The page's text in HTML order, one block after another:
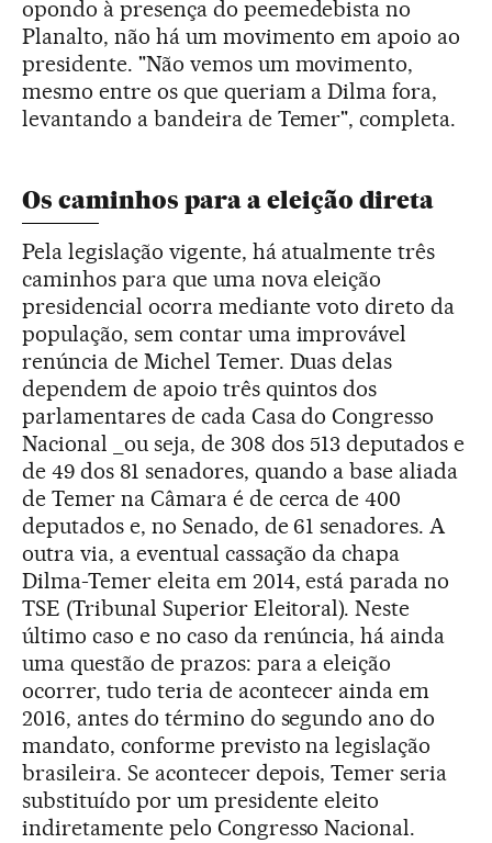
opondo à presença do peemedebista no
Planalto, não há um movimento em apoio ao
presidente. "Não vemos um movimento,
mesmo entre os que queriam a Dilma fora,
levantando a bandeira de Temer", completa.
Os caminhos para a eleição direta
Pela legislação vigente, há atualmente três
caminhos para que uma nova eleição
presidencial ocorra mediante voto direto da
população, sem contar uma improvável
renúncia de Michel Temer. Duas delas
dependem de apoio três quintos dos
parlamentares de cada Casa do Congresso
Nacional _ou seja, de 308 dos 513 deputados e
de 49 dos 81 senadores, quando a base aliada
de Temer na Câmara é de cerca de 400
deputados e, no Senado, de 61 senadores. A
outra via, a eventual cassação da chapa
Dilma-Temer eleita em 2014, está parada no
TSE (Tribunal Superior Eleitoral). Neste
último caso e no caso da renúncia, há ainda
uma questão de prazos: para a eleição
ocorrer, tudo teria de acontecer ainda em
2016, antes do término do segundo ano do
mandato, conforme previsto na legislação
brasileira. Se acontecer depois, Temer seria
substituído por um presidente eleito
indiretamente pelo Congresso Nacional.